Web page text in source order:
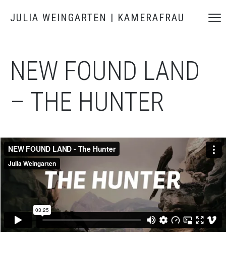
JULIA WEINGARTEN | KAMERAFRAU
NEW FOUND LAND
– THE HUNTER